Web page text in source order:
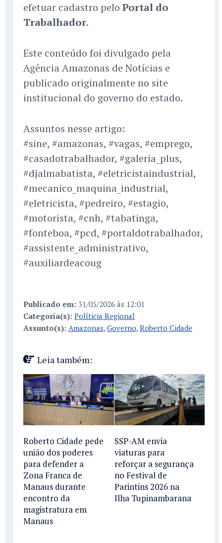
efetuar cadastro pelo Portal do
Trabalhador.
Este conteúdo foi divulgado pela
Agência Amazonas de Notícias e
publicado originalmente no site
institucional do governo do estado.
Assuntos nesse artigo:
#sine, #amazonas, #vagas, #emprego,
#casadotrabalhador, #galeria_plus,
#djalmabatista, #eletricistaindustrial,
#mecanico_maquina_industrial,
#eletricista, #pedreiro, #estagio,
#motorista, #cnh, #tabatinga,
#fonteboa, #pcd, #portaldotrabalhador,
#assistente_administrativo,
#auxiliardeacoug
Publicado em: 31/05/2026 às 12:01
Categoria(s): Políticia Regional
Assunto(s): Amazonas, Governo, Roberto Cidade
Leia também:
Roberto Cidade pede
união dos poderes
para defender a
Zona Franca de
Manaus durante
encontro da
magistratura em
Manaus
SSP-AM envia
viaturas para
reforçar a segurança
no Festival de
Parintins 2026 na
Ilha Tupinambarana